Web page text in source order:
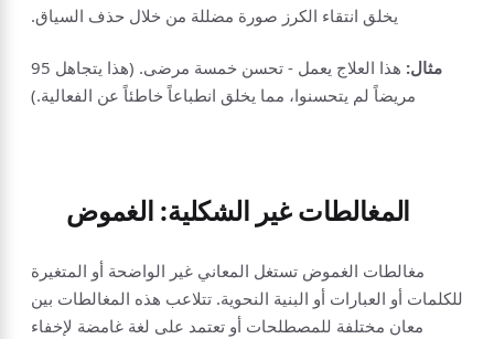
يخلق انتقاء الكرز صورة مضللة من خلال حذف السياق.
مثال:
هذا العلاج يعمل - تحسن خمسة مرضى. (هذا يتجاهل 95
مريضاً لم يتحسنوا، مما يخلق انطباعاً خاطئاً عن الفعالية.)
المغالطات غير الشكلية: الغموض
مغالطات الغموض تستغل المعاني غير الواضحة أو المتغيرة
للكلمات أو العبارات أو البنية النحوية. تتلاعب هذه المغالطات بين
معان مختلفة للمصطلحات أو تعتمد على لغة غامضة لإخفاء